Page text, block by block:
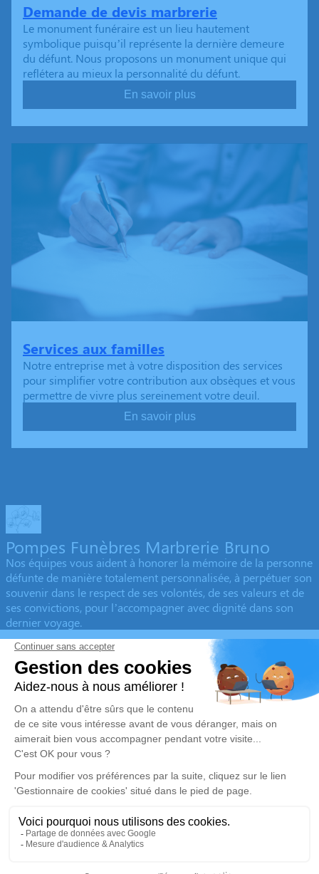
Demande de devis marbrerie
Le monument funéraire est un lieu hautement
symbolique puisqu’il représente la dernière demeure
du défunt. Nous proposons un monument unique qui
reflétera au mieux la personnalité du défunt.
En savoir plus
Services aux familles
Notre entreprise met à votre disposition des services
pour simplifier votre contribution aux obsèques et vous
permettre de vivre plus sereinement votre deuil.
En savoir plus
Pompes Funèbres Marbrerie Bruno
Nos équipes vous aident à honorer la mémoire de la personne
défunte de manière totalement personnalisée, à perpétuer son
souvenir dans le respect de ses volontés, de ses valeurs et de
ses convictions, pour l’accompagner avec dignité dans son
dernier voyage.
Obtenez un devis
Devis obsèques
Devis prévoyance
Devis marbrerie
Notre agence
Pompes Funèbres Marbrerie Bruno
04 94 45 19 20
p-f.bruno@orange.fr
965 Boulevard de la Libération - 83490 - Le Muy